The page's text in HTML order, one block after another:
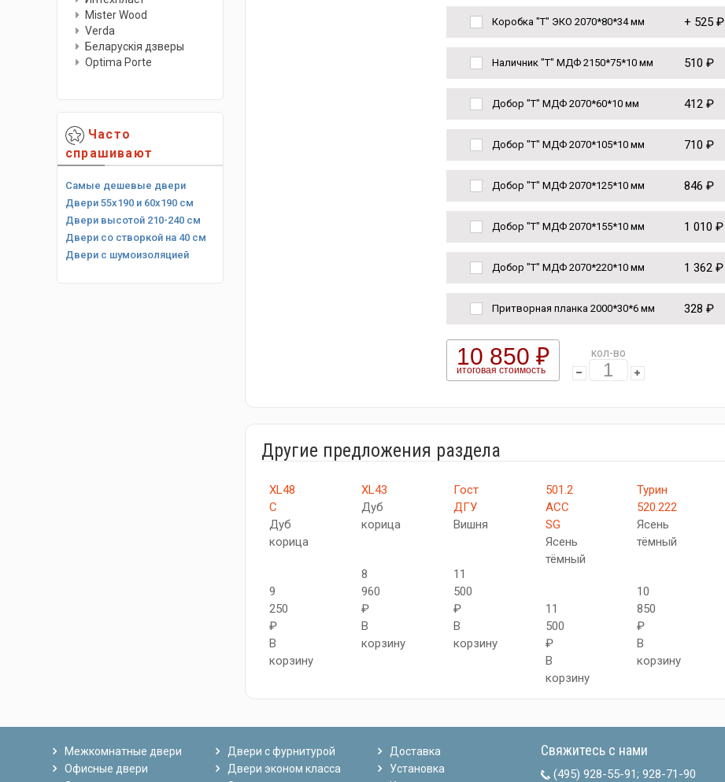
Мister Wood
Verda
Беларускiя дзверы
Optima Porte
Часто
спрашивают
Самые дешевые двери
Двери 55х190 и 60х190 см
Двери высотой 210-240 см
Двери со створкой на 40 см
Двери с шумоизоляцией
Коробка "Т" ЭКО 2070*80*34 мм + 525 ₽
Наличник "Т" МДФ 2150*75*10 мм 510 ₽
Добор "Т" МДФ 2070*60*10 мм 412 ₽
Добор "Т" МДФ 2070*105*10 мм 710 ₽
Добор "Т" МДФ 2070*125*10 мм 846 ₽
Добор "Т" МДФ 2070*155*10 мм 1 010 ₽
Добор "Т" МДФ 2070*220*10 мм 1 362 ₽
Притворная планка 2000*30*6 мм 328 ₽
10 850 ₽
итоговая стоимость
кол-во
Другие предложения раздела
XL48
C
Дуб
корица
9
250
₽
В
корзину
XL43
Дуб
корица
8
960
₽
В
корзину
Гост
ДГУ
Вишня
11
500
₽
В
корзину
501.2
АСС
SG
Ясень
тёмный
11
500
₽
В
корзину
Турин
520.222
Ясень
тёмный
10
850
₽
В
корзину
Межкомнатные двери
Офисные двери
Двери с фурнитурой
Двери эконом класса
Доставка
Установка
Свяжитесь с нами
(495) 928-55-91; 928-71-90